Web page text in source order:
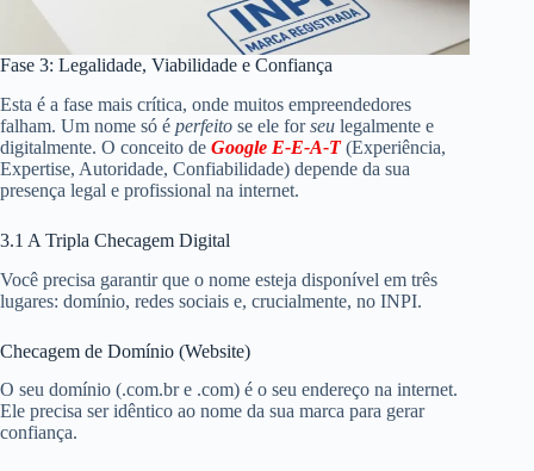
Fase 3: Legalidade, Viabilidade e Confiança
Esta é a fase mais crítica, onde muitos empreendedores
falham. Um nome só é perfeito se ele forseu legalmente e
digitalmente. O conceito de Google E-E-A-T(Experiência,
Expertise, Autoridade, Confiabilidade) depende da sua
presença legal e profissional na internet.
3.1 A Tripla Checagem Digital
Você precisa garantir que o nome esteja disponível em três
lugares: domínio, redes sociais e, crucialmente, no INPI.
Checagem de Domínio (Website)
O seu domínio (.com.br e .com) é o seu endereço na internet.
Ele precisa ser idêntico ao nome da sua marca para gerar
confiança.